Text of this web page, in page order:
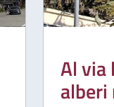
Al via
alberi